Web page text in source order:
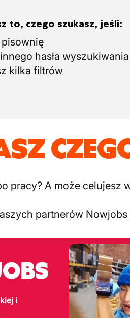
to, czego szukasz, jeśli:
hasła wyszukiwania
kilka filtrów
pracy? A może celujesz
partnerów Nowjobs
i